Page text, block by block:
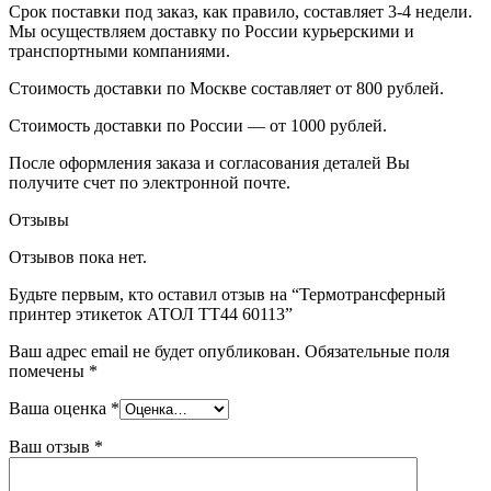
Срок поставки под заказ, как правило, составляет 3-4 недели.
Мы осуществляем доставку по России курьерскими и
транспортными компаниями.
Стоимость доставки по Москве составляет от 800 рублей.
Стоимость доставки по России — от 1000 рублей.
После оформления заказа и согласования деталей Вы
получите счет по электронной почте.
Отзывы
Отзывов пока нет.
Будьте первым, кто оставил отзыв на “Термотрансферный
принтер этикеток АТОЛ TT44 60113”
Ваш адрес email не будет опубликован. Обязательные поля
помечены *
Ваша оценка *
Ваш отзыв *